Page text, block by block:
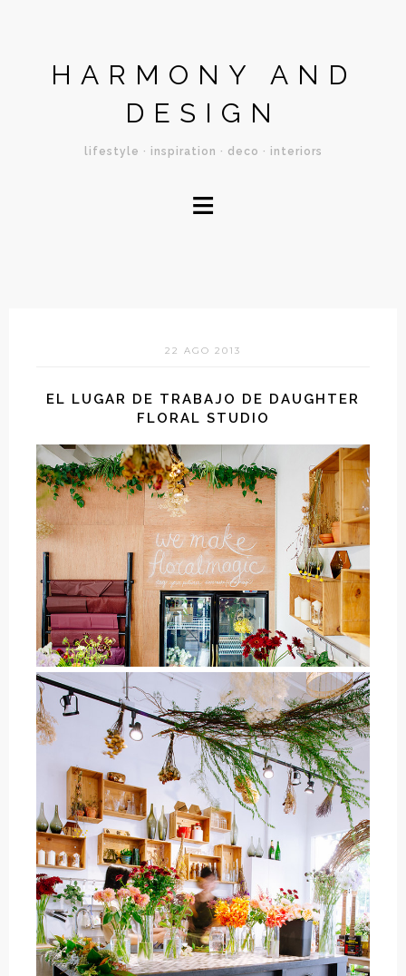
HARMONY AND
DESIGN
lifestyle · inspiration · deco · interiors
≡
22 AGO 2013
EL LUGAR DE TRABAJO DE DAUGHTER
FLORAL STUDIO